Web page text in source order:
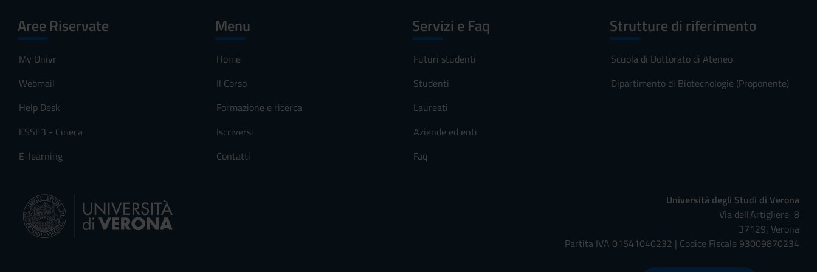
Aree Riservate
My Univr
Webmail
Help Desk
ESSE3 - Cineca
E-learning
Menu
Home
Il Corso
Formazione e ricerca
Iscriversi
Contatti
Servizi e Faq
Futuri studenti
Studenti
Laureati
Aziende ed enti
Faq
Strutture di riferimento
Scuola di Dottorato di Ateneo
Dipartimento di Biotecnologie (Proponente)
Università degli Studi di Verona
Via dell'Artigliere, 8
37129, Verona
Partita IVA 01541040232 | Codice Fiscale 93009870234